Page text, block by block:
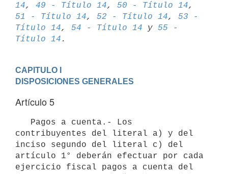
14, 49 - Título 14, 50 - Título 14
51 - Título 14, 52 - Título 14, 53 -
Título 14, 54 - Título 14 y 55 -
Título 14
CAPITULO I
DISPOSICIONES GENERALES
Artículo 5
contribuyentes del literal a) y del
inciso segundo del literal c) del
artículo 1° deberán efectuar por cada
ejercicio fiscal pagos a cuenta del